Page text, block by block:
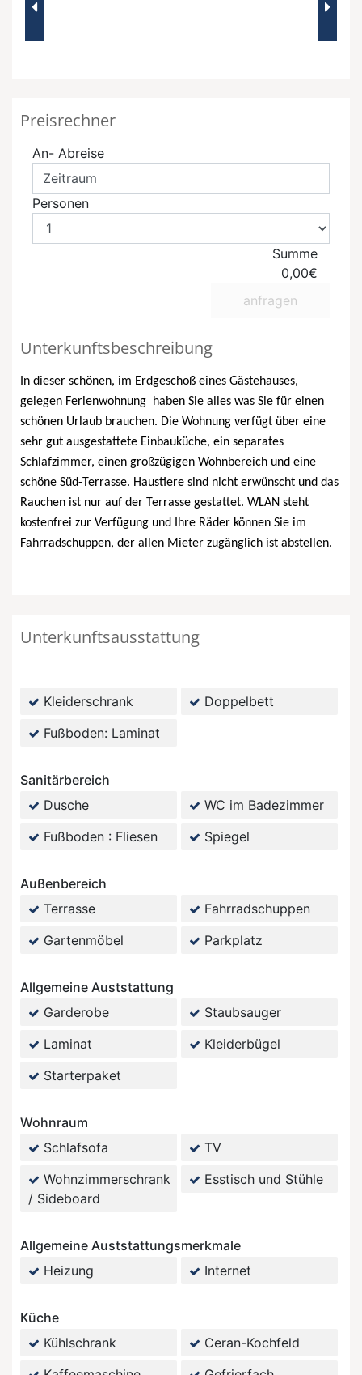
Preisrechner
An- Abreise
Personen
Summe
0,00€
anfragen
Unterkunftsbeschreibung
In dieser schönen, im Erdgeschoß eines Gästehauses,
gelegen Ferienwohnung
haben Sie alles was Sie für einen
schönen Urlaub brauchen. Die Wohnung verfügt über eine
sehr gut ausgestattete Einbauküche, ein separates
Schlafzimmer, einen großzügigen Wohnbereich und eine
schöne Süd-Terrasse. Haustiere sind nicht erwünscht und das
Rauchen ist nur auf der Terrasse gestattet. WLAN steht
kostenfrei zur Verfügung und Ihre Räder können Sie im
Fahrradschuppen, der allen Mieter zugänglich ist abstellen.
Unterkunftsausstattung
Kleiderschrank
Doppelbett
Fußboden: Laminat
Sanitärbereich
Dusche
WC im Badezimmer
Fußboden : Fliesen
Spiegel
Außenbereich
Terrasse
Fahrradschuppen
Gartenmöbel
Parkplatz
Allgemeine Auststattung
Garderobe
Staubsauger
Laminat
Kleiderbügel
Starterpaket
Wohnraum
Schlafsofa
TV
Wohnzimmerschrank
/ Sideboard
Esstisch und Stühle
Allgemeine Auststattungsmerkmale
Heizung
Internet
Küche
Kühlschrank
Ceran-Kochfeld